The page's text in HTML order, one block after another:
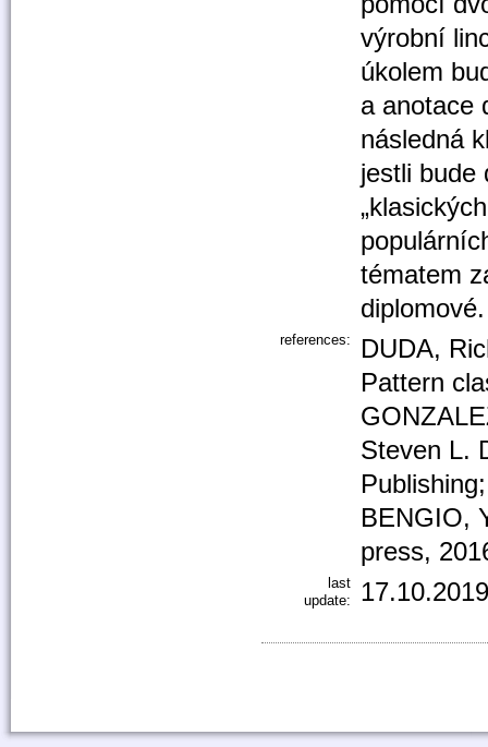
výrobní
úkolem
a anotace
následná
jestli bude
tématem
diplomové.
references:
DUDA,
Pattern
Steven L.
BENGIO,
press,
last
update: